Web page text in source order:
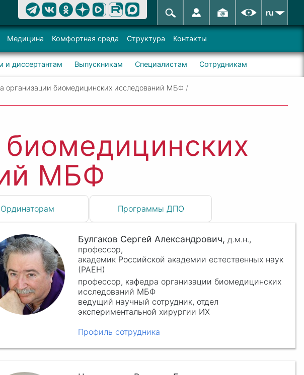
ru
Медицина Комфортная среда Структура Контакты
и диссертантам Выпускникам Специалистам Сотрудникам
организации биомедицинских исследований МБФ /
МБФ
Ординаторам Программы ДПО
Булгаков Сергей Александрович, д.м.н.,
профессор,
академик Российской академии естественных наук
(РАЕН)
профессор, кафедра организации биомедицинских
исследований МБФ
ведущий научный сотрудник, отдел
экспериментальной хирургии ИХ
Профиль сотрудника